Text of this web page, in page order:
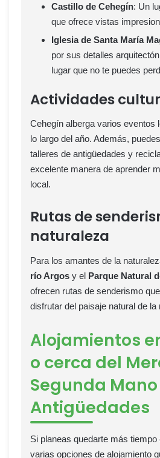
Castillo de Cehegín: Un
que ofrece vistas
Iglesia de Santa María
por sus detalles
lugar que no te puedes
Actividades
Cehegín alberga varios eventos
lo largo del año. Además,
talleres de antigüedades y
excelente manera de aprender
local.
Rutas de
naturaleza
Para los amantes de la
río Argos y el Parque Natural
ofrecen rutas de senderismo
disfrutar del paisaje natural de la
Alojamientos
o cerca del
Segunda
Antigüedades
Si planeas quedarte más
varias opciones de alojamiento